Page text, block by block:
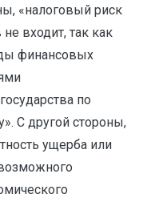
«налоговый риск
входит, так как
финансовых
по
С другой стороны,
ущерба или